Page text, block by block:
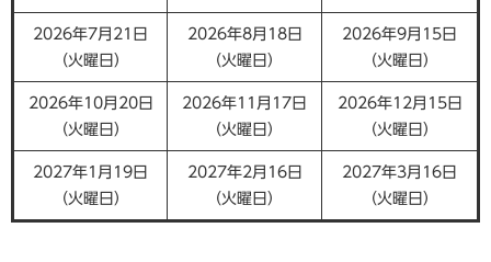
2026年7月21日
（火曜日）
2026年8月18日
（火曜日）
2026年9月15日
（火曜日）
2026年10月20日
（火曜日）
2026年11月17日
（火曜日）
2026年12月15日
（火曜日）
2027年1月19日
（火曜日）
2027年2月16日
（火曜日）
2027年3月16日
（火曜日）